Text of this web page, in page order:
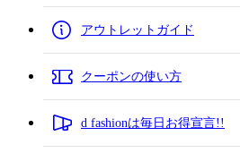
アウトレットガイド
クーポンの使い方
d fashionは毎日お得宣言!!